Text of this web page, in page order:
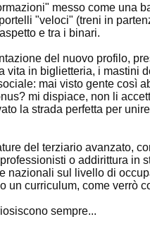
messo come una
"veloci" (treni in
e tra i binari.
del nuovo profilo,
in biglietteria, i mastini
mai visto gente così
mi dispiace, non li
la strada perfetta per
del terziario avanzato,
o addirittura in
nazionali sul livello di
un curriculum, come verrò
sempre...